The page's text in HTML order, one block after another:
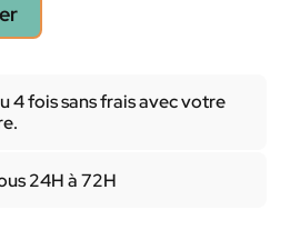
4 fois sans frais avec votre
24H à 72H